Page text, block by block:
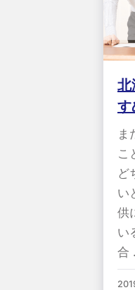
北
す
ま
こ
ど
い
供
い
合